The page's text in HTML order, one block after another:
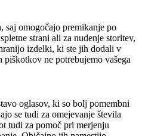
saj omogočajo premikanje po
strani ali za nudenje storitev,
izdelki, ki ste jih dodali v
ne potrebujemo vašega
oglasov, ki so bolj pomembni
se tudi za omejevanje števila
tudi za pomoč pri merjenju